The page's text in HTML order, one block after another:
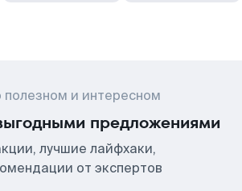
и интересном
предложениями
лучшие лайфхаки,
от экспертов